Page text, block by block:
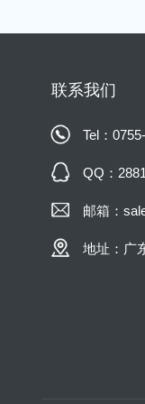
联系我们
Tel：
QQ：
邮箱：
地址：广